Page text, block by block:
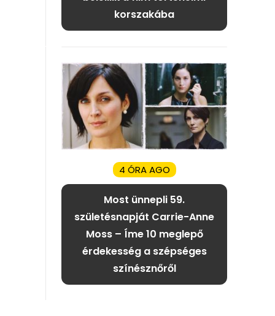
korszakába
4 ÓRA AGO
Most ünnepli 59.
születésnapját Carrie-Anne
Moss – Íme 10 meglepő
érdekesség a szépséges
színésznőről